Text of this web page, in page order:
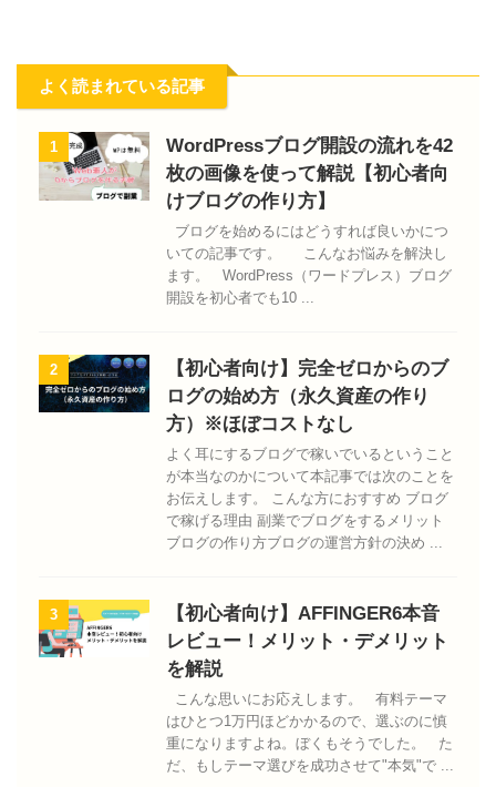
よく読まれている記事
1
WordPressブログ開設の流れを42
枚の画像を使って解説【初心者向
けブログの作り方】
ブログを始めるにはどうすれば良いかにつ
いての記事です。 こんなお悩みを解決し
ます。 WordPress（ワードプレス）ブログ
開設を初心者でも10 ...
2
【初心者向け】完全ゼロからのブ
ログの始め方（永久資産の作り
方）※ほぼコストなし
よく耳にするブログで稼いでいるということ
が本当なのかについて本記事では次のことを
お伝えします。 こんな方におすすめ ブログ
で稼げる理由 副業でブログをするメリット
ブログの作り方ブログの運営方針の決め ...
3
【初心者向け】AFFINGER6本音
レビュー！メリット・デメリット
を解説
こんな思いにお応えします。 有料テーマ
はひとつ1万円ほどかかるので、選ぶのに慎
重になりますよね。ぼくもそうでした。 た
だ、もしテーマ選びを成功させて"本気"で ...